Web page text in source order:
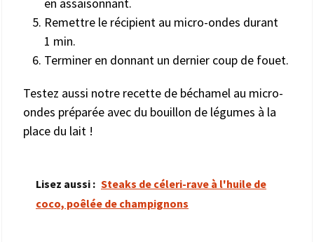
Remettre le récipient au micro-ondes durant
1 min.
Terminer en donnant un dernier coup de fouet.
Testez aussi notre recette de béchamel au micro-
ondes préparée avec du bouillon de légumes à la
place du lait !
Lisez aussi : Steaks de céleri-rave à l'huile de
coco, poêlée de champignons